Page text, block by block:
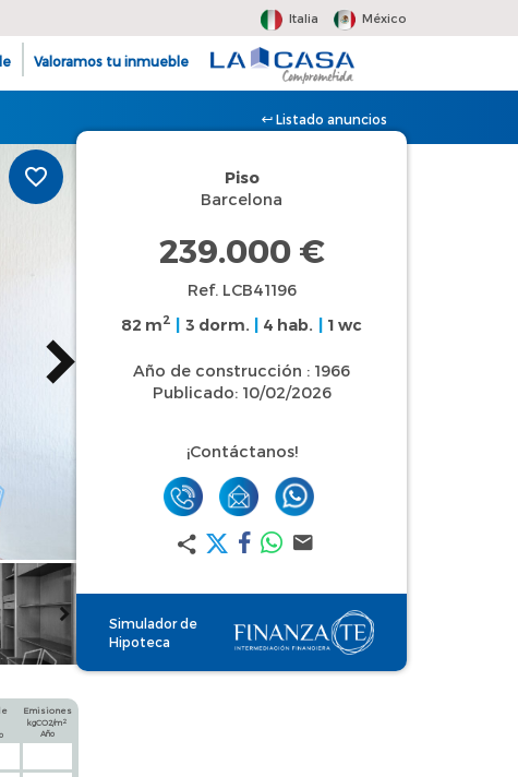
Italia México
Valoramos tu inmueble
Listado anuncios
Emisiones
kgCO2/m2
Año
Piso
Barcelona
239.000 €
Ref. LCB41196
82 m2 3 dorm. 4 hab. 1 wc
Año de construcción : 1966
Publicado: 10/02/2026
¡Contáctanos!
Simulador de
Hipoteca